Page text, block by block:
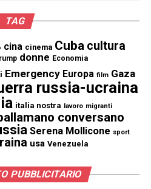
TAG
cina cinema Cuba cultura
donne Economia
Emergency Europa film Gaza
russia-ucraina
italia nostra lavoro migranti
conversano
Serena Mollicone sport
usa Venezuela
PUBBLICITARIO